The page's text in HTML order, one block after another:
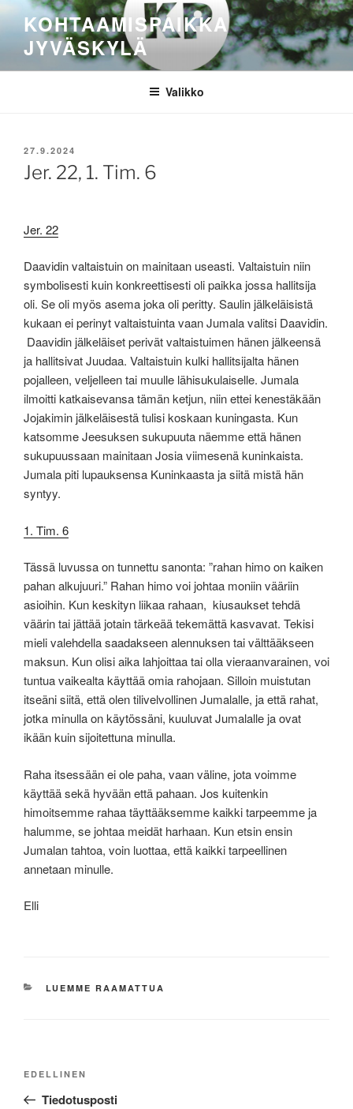
sisältöönKOHTAAMISPAIKKA
JYVÄSKYLÄ
Valikko
JULKAISTU
27.9.2024
Jer. 22, 1. Tim. 6
Jer. 22
Daavidin valtaistuin on mainitaan useasti. Valtaistuin niin
symbolisesti kuin konkreettisesti oli paikka jossa hallitsija
oli. Se oli myös asema joka oli peritty. Saulin jälkeläisistä
kukaan ei perinyt valtaistuinta vaan Jumala valitsi Daavidin.
Daavidin jälkeläiset perivät valtaistuimen hänen jälkeensä
ja hallitsivat Juudaa. Valtaistuin kulki hallitsijalta hänen
pojalleen, veljelleen tai muulle lähisukulaiselle. Jumala
ilmoitti katkaisevansa tämän ketjun, niin ettei kenestäkään
Jojakimin jälkeläisestä tulisi koskaan kuningasta. Kun
katsomme Jeesuksen sukupuuta näemme että hänen
sukupuussaan mainitaan Josia viimesenä kuninkaista.
Jumala piti lupauksensa Kuninkaasta ja siitä mistä hän
syntyy.
1. Tim. 6
Tässä luvussa on tunnettu sanonta: ”rahan himo on kaiken
pahan alkujuuri.” Rahan himo voi johtaa moniin vääriin
asioihin. Kun keskityn liikaa rahaan, kiusaukset tehdä
väärin tai jättää jotain tärkeää tekemättä kasvavat. Tekisi
mieli valehdella saadakseen alennuksen tai välttääkseen
maksun. Kun olisi aika lahjoittaa tai olla vieraanvarainen, voi
tuntua vaikealta käyttää omia rahojaan. Silloin muistutan
itseäni siitä, että olen tilivelvollinen Jumalalle, ja että rahat,
jotka minulla on käytössäni, kuuluvat Jumalalle ja ovat
ikään kuin sijoitettuna minulla.
Raha itsessään ei ole paha, vaan väline, jota voimme
käyttää sekä hyvään että pahaan. Jos kuitenkin
himoitsemme rahaa täyttääksemme kaikki tarpeemme ja
halumme, se johtaa meidät harhaan. Kun etsin ensin
Jumalan tahtoa, voin luottaa, että kaikki tarpeellinen
annetaan minulle.
Elli
KATEGORIAT
LUEMME RAAMATTUA
Edellinen
artikkeli
EDELLINEN
Tiedotusposti